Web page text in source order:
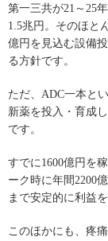
第一三共が21～25
1.5兆円。そのほと
億円を見込む設備
る方針です。
ただ、ADC一本と
新薬を投入・育成
です。
すでに1600億円を
ーク時に年間2200
まで安定的に利益
このほかにも、疼